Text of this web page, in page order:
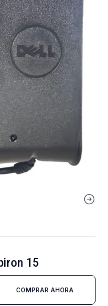
15
COMPRAR AHORA